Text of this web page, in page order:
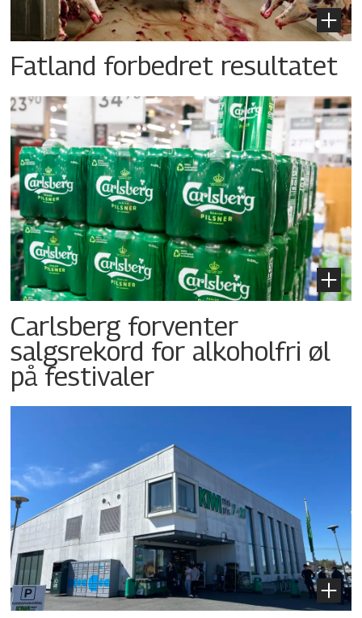
Fatland forbedret resultatet
Carlsberg forventer
salgsrekord for alkoholfri øl
på festivaler